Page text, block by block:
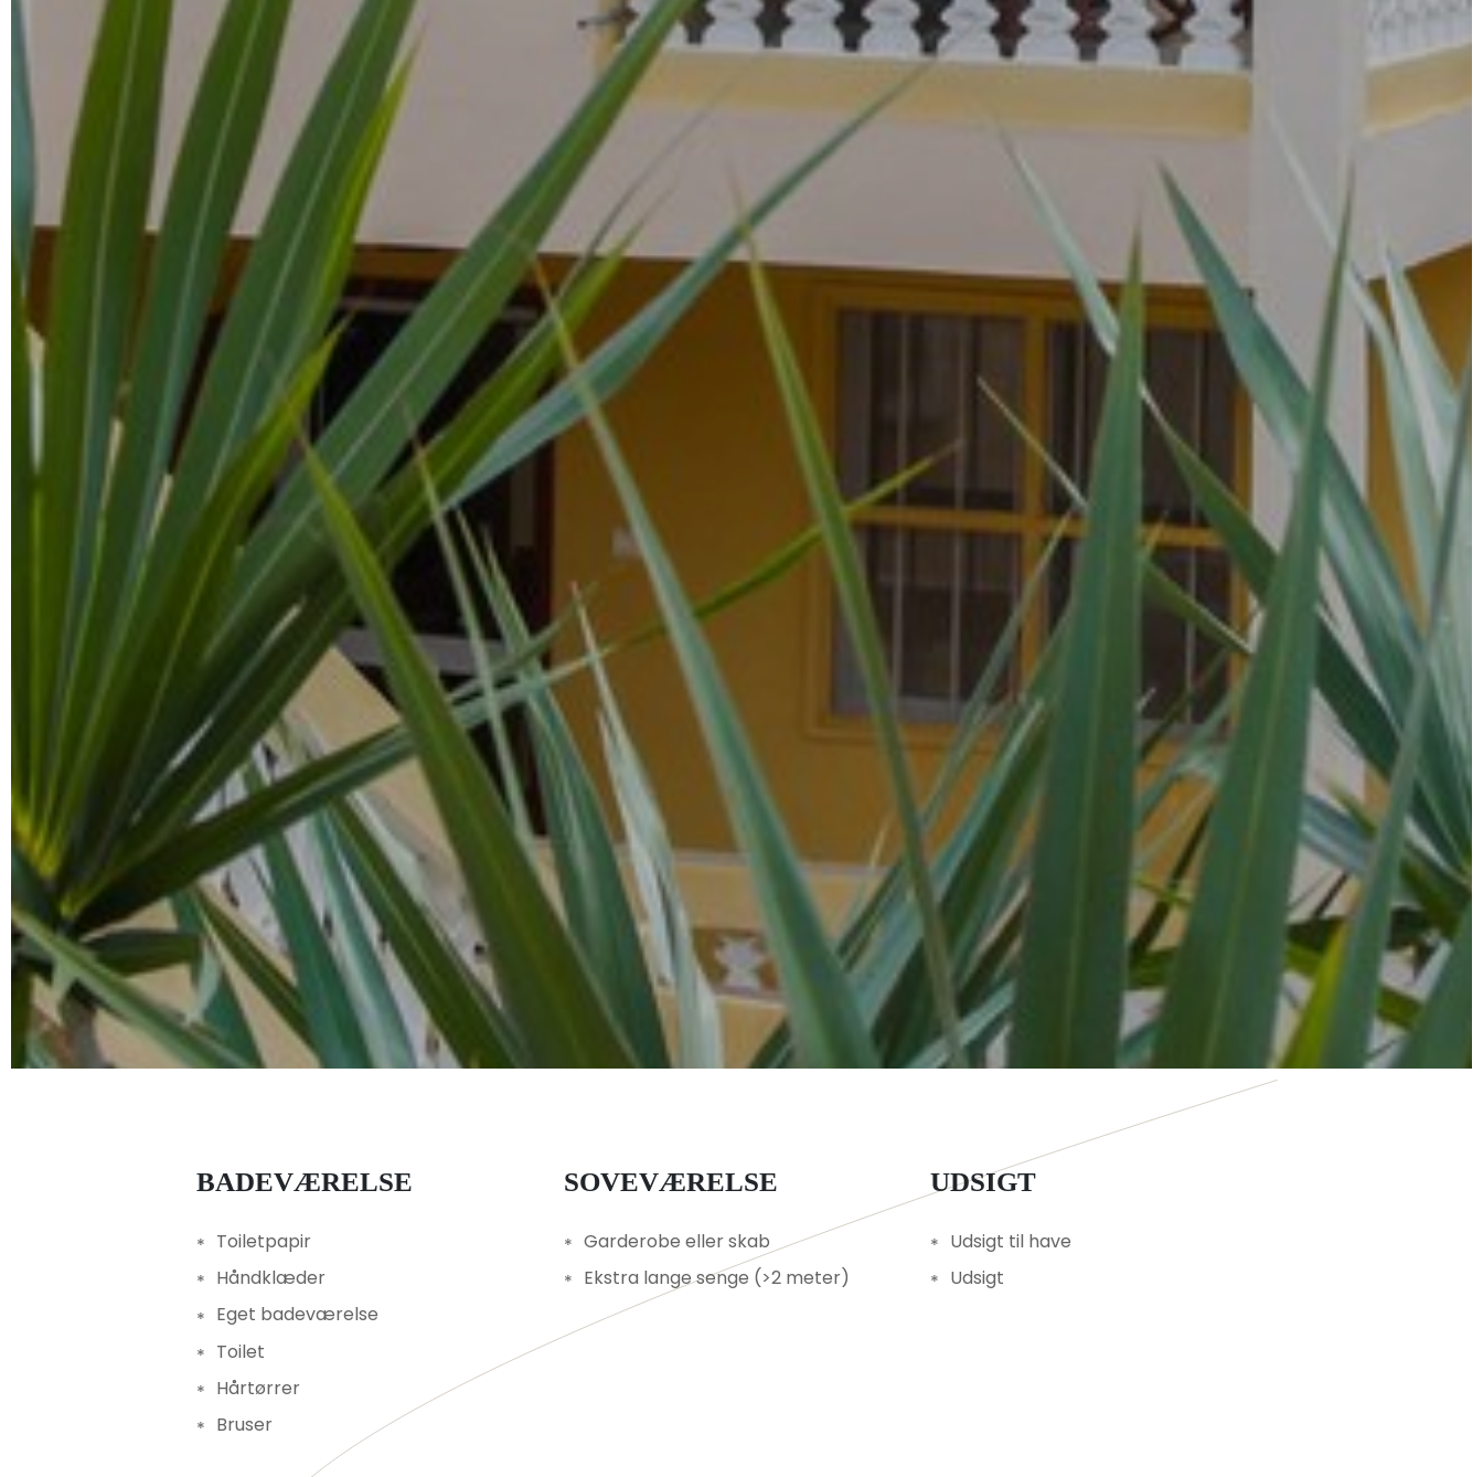
BADEVÆRELSE
Toiletpapir
Håndklæder
Eget badeværelse
Toilet
Hårtørrer
Bruser
SOVEVÆRELSE
Garderobe eller skab
Ekstra lange senge (>2 meter)
UDSIGT
Udsigt til have
Udsigt